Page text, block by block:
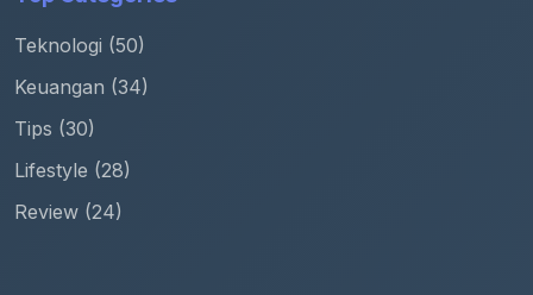
Teknologi (50)
Keuangan (34)
Tips (30)
Lifestyle (28)
Review (24)